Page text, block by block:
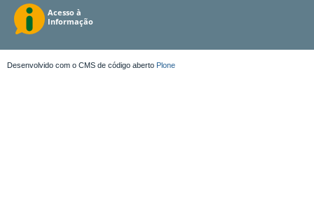
Desenvolvido com o CMS de código aberto Plone